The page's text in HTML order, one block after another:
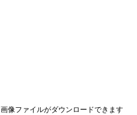
像ファイルがダウンロードできます